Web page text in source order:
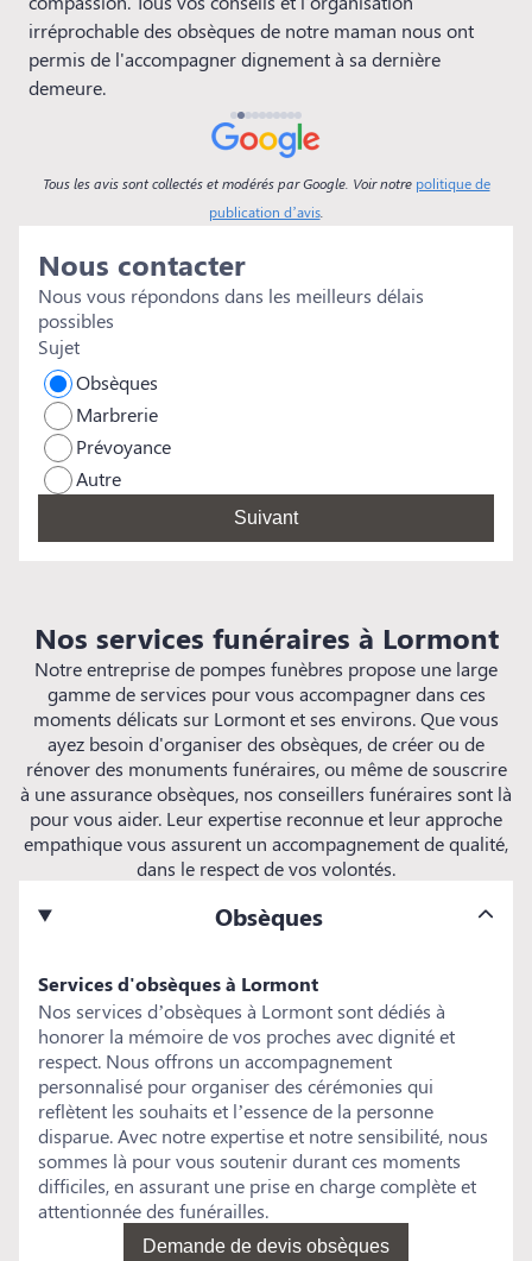
irréprochable des obsèques de notre maman nous ont
permis de l'accompagner dignement à sa dernière
demeure.
Tous les avis sont collectés et modérés par Google. Voir notre politique de
publication d’avis.
Nous contacter
Nous vous répondons dans les meilleurs délais
possibles
Sujet
Obsèques
Marbrerie
Prévoyance
Autre
Suivant
Nos services funéraires à Lormont
Notre entreprise de pompes funèbres propose une large
gamme de services pour vous accompagner dans ces
moments délicats sur Lormont et ses environs. Que vous
ayez besoin d'organiser des obsèques, de créer ou de
rénover des monuments funéraires, ou même de souscrire
à une assurance obsèques, nos conseillers funéraires sont là
pour vous aider. Leur expertise reconnue et leur approche
empathique vous assurent un accompagnement de qualité,
dans le respect de vos volontés.
Obsèques
Services d'obsèques à Lormont
Nos services d’obsèques à Lormont sont dédiés à
honorer la mémoire de vos proches avec dignité et
respect. Nous offrons un accompagnement
personnalisé pour organiser des cérémonies qui
reflètent les souhaits et l’essence de la personne
disparue. Avec notre expertise et notre sensibilité, nous
sommes là pour vous soutenir durant ces moments
difficiles, en assurant une prise en charge complète et
attentionnée des funérailles.
Demande de devis obsèques